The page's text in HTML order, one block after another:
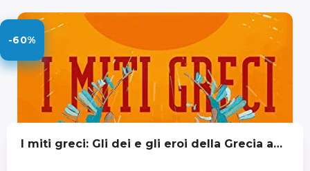
-60%
I miti greci: Gli dei e gli eroi della Grecia antica Formato Kindle